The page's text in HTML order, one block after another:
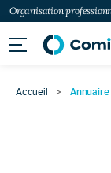
Organisation
Accueil > Annuaire